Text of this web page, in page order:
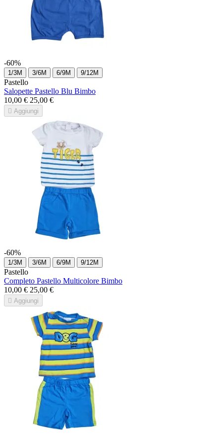
-60%
1/3M 3/6M 6/9M 9/12M
Pastello
Salopette Pastello Blu Bimbo
10,00 € 25,00 €
 Aggiungi
-60%
1/3M 3/6M 6/9M 9/12M
Pastello
Completo Pastello Multicolore Bimbo
10,00 € 25,00 €
 Aggiungi